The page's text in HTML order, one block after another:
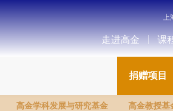
走进高金 课
捐赠项目
高金学科发展与研究基金 高金教授基